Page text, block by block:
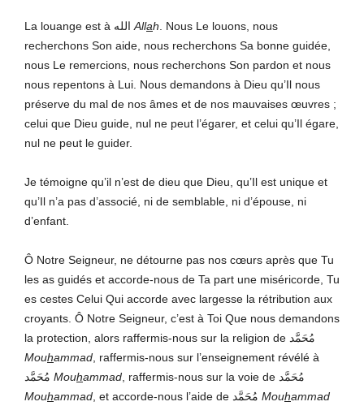
Allah . Nous Le louons, nous
recherchons Son aide, nous recherchons Sa bonne guidée,
nous Le remercions, nous recherchons Son pardon et nous
nous repentons à Lui. Nous demandons à Dieu qu’Il nous
préserve du mal de nos âmes et de nos mauvaises œuvres ;
celui que Dieu guide, nul ne peut l’égarer, et celui qu’Il égare,
nul ne peut le guider.
Je témoigne qu’il n’est de dieu que Dieu, qu’Il est unique et
qu’Il n’a pas d’associé, ni de semblable, ni d’épouse, ni
d’enfant.
Ô Notre Seigneur, ne détourne pas nos cœurs après que Tu
les as guidés et accorde-nous de Ta part une miséricorde, Tu
es cestes Celui Qui accorde avec largesse la rétribution aux
croyants. Ô Notre Seigneur, c’est à Toi Que nous demandons
la protection, alors raffermis-nous sur la religion de مُحَمَّد
Mouhammad , raffermis-nous sur l’enseignement révélé à
Mouhammad
, raffermis-nous sur la voie de مُحَمَّد
Mouhammad Mouhammad